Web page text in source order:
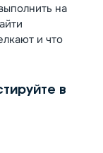
на
и что
в